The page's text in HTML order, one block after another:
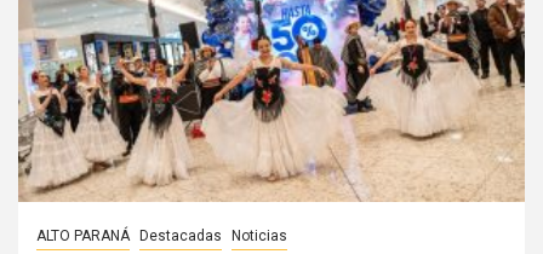
ALTO PARANÁ Destacadas Noticias